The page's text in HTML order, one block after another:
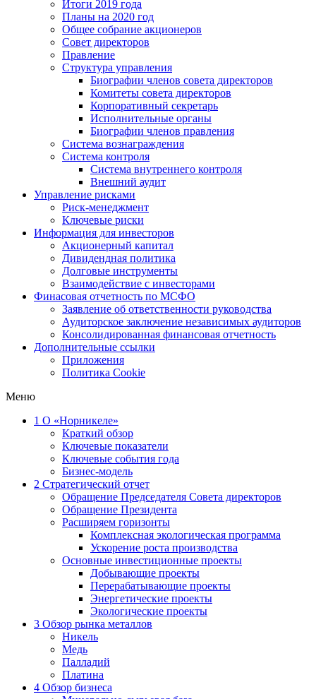
Итоги 2019 года
Планы на 2020 год
Общее собрание акционеров
Совет директоров
Правление
Структура управления
Биографии членов совета директоров
Комитеты совета директоров
Корпоративный секретарь
Исполнительные органы
Биографии членов правления
Система вознаграждения
Система контроля
Система внутреннего контроля
Внешний аудит
Управление рисками
Риск-менеджмент
Ключевые риски
Информация для инвесторов
Акционерный капитал
Дивидендная политика
Долговые инструменты
Взаимодействие с инвеcторами
Финасовая отчетность по МСФО
Заявление об ответственности руководства
Аудиторское заключение независимых аудиторов
Консолидированная финансовая отчетность
Дополнительные ссылки
Приложения
Политика Cookie
Меню
1 О «Норникеле»
Краткий обзор
Ключевые показатели
Ключевые события года
Бизнес-модель
2 Стратегический отчет
Обращение Председателя Совета директоров
Обращение Президента
Расширяем горизонты
Комплексная экологическая программа
Ускорение роста производства
Основные инвестиционные проекты
Добывающие проекты
Перерабатывающие проекты
Энергетические проекты
Экологические проекты
3 Обзор рынка металлов
Никель
Медь
Палладий
Платина
4 Обзор бизнеса